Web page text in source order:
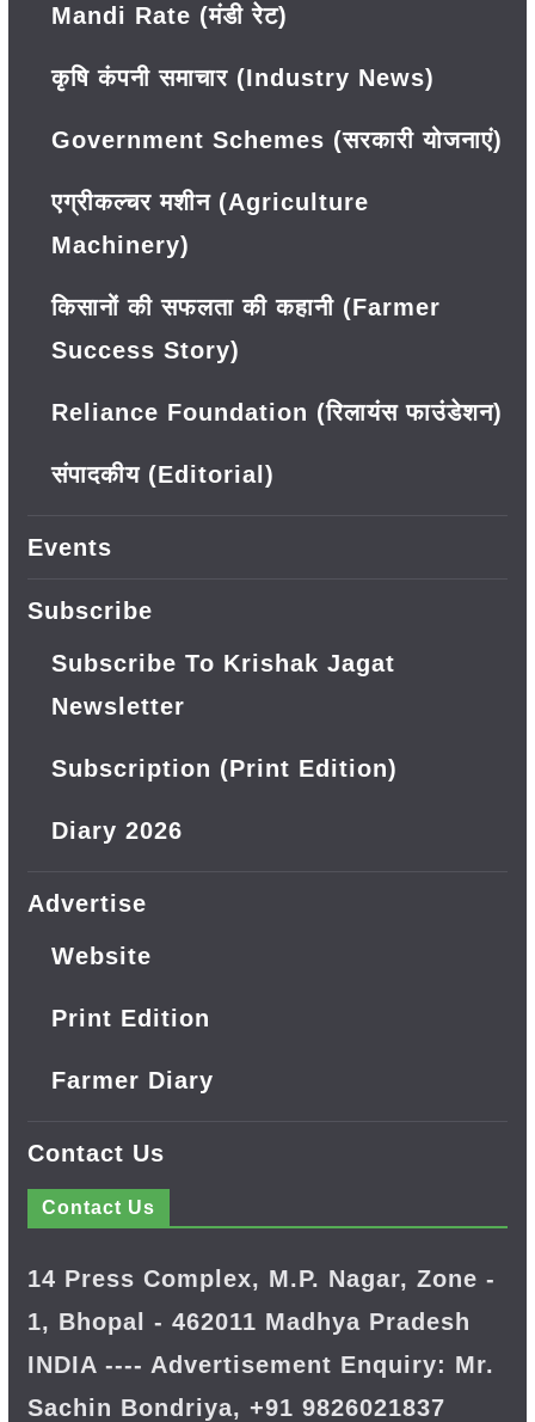
Mandi Rate (मंडी रेट)
कृषि कंपनी समाचार (Industry News)
Government Schemes (सरकारी योजनाएं)
एग्रीकल्चर मशीन (Agriculture
Machinery)
किसानों की सफलता की कहानी (Farmer
Success Story)
Reliance Foundation (रिलायंस फाउंडेशन)
संपादकीय (Editorial)
Events
Subscribe
Subscribe To Krishak Jagat
Newsletter
Subscription (Print Edition)
Diary 2026
Advertise
Website
Print Edition
Farmer Diary
Contact Us
Contact Us
14 Press Complex, M.P. Nagar, Zone -
1, Bhopal - 462011 Madhya Pradesh
INDIA ---- Advertisement Enquiry: Mr.
Sachin Bondriya, +91 9826021837